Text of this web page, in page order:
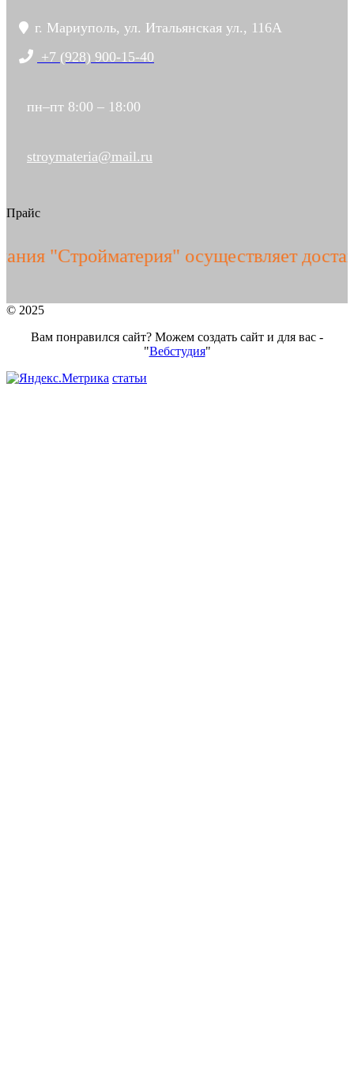
г. Мариуполь, ул. Итальянская ул., 116А
+7 (928) 900-15-40
пн–пт 8:00 – 18:00
stroymateria@mail.ru
Прайс
"Стройматерия" осуществляет
© 2025
Вам понравился сайт? Можем создать сайт и для вас -
"Вебстудия"
статьи